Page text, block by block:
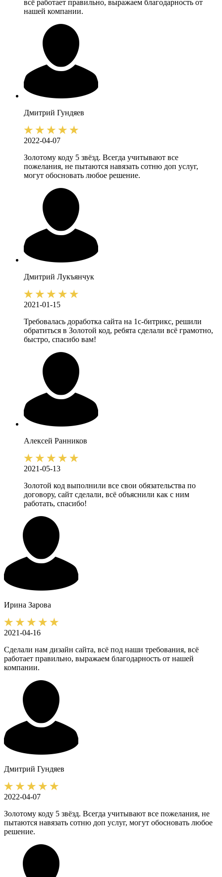
всё работает правильно, выражаем благодарность от
нашей компании.
Дмитрий Гундяев
2022-04-07
Золотому коду 5 звёзд. Всегда учитывают все
пожелания, не пытаются навязать сотню доп услуг,
могут обосновать любое решение.
Дмитрий Лукъянчук
2021-01-15
Требовалась доработка сайта на 1с-битрикс, решили
обратиться в Золотой код, ребята сделали всё грамотно,
быстро, спасибо вам!
Алексей Ранников
2021-05-13
Золотой код выполнили все свои обязательства по
договору, сайт сделали, всё объяснили как с ним
работать, спасибо!
Ирина Зарова
2021-04-16
Сделали нам дизайн сайта, всё под наши требования, всё
работает правильно, выражаем благодарность от нашей
компании.
Дмитрий Гундяев
2022-04-07
Золотому коду 5 звёзд. Всегда учитывают все пожелания, не
пытаются навязать сотню доп услуг, могут обосновать любое
решение.